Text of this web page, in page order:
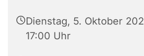
Dienstag, 5. Oktober
17:00 Uhr